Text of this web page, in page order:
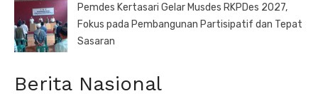
Pemdes Kertasari Gelar Musdes RKPDes 2027,
Fokus pada Pembangunan Partisipatif dan Tepat
Sasaran
Berita Nasional